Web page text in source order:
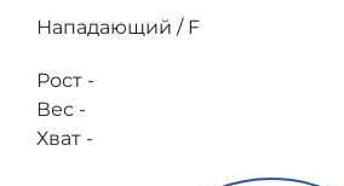
Нападающий / F
Рост -
Вес -
Хват -